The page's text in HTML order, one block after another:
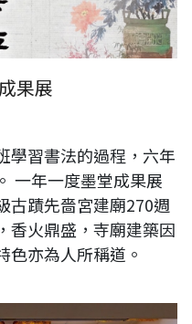
果展
學習書法的過程，六年
一年一度墨堂成果展
古蹟先嗇宮建廟270週
香火鼎盛，寺廟建築因
色亦為人所稱道。